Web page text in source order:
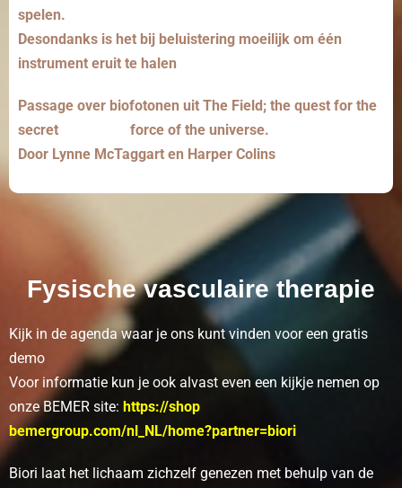
spelen.
Desondanks is het bij beluistering moeilijk om één
instrument eruit te halen
Passage over biofotonen uit The Field; the quest for the
secret force of the universe.
Door Lynne McTaggart en Harper Colins
Fysische vasculaire therapie
Kijk in de agendawaar je ons kunt vinden voor een gratis
demo
Voor informatie kun je ook alvast even een kijkje nemen op
onze BEMER site: https://shop
bemergroup.com/nl_NL/home?partner=biori
Biori laat het lichaam zichzelf genezen met behulp van de